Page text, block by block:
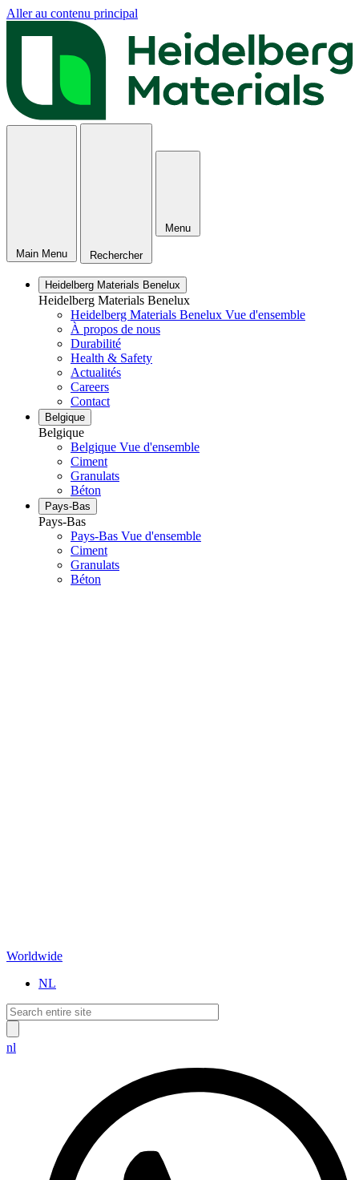
Aller au contenu principal
Main Menu Rechercher
Menu
Heidelberg Materials Benelux
Heidelberg Materials Benelux
Heidelberg Materials Benelux Vue d'ensemble
À propos de nous
Durabilité
Health & Safety
Actualités
Careers
Contact
Belgique
Belgique
Belgique Vue d'ensemble
Ciment
Granulats
Béton
Pays-Bas
Pays-Bas
Pays-Bas Vue d'ensemble
Ciment
Granulats
Béton
Worldwide
NL
nl